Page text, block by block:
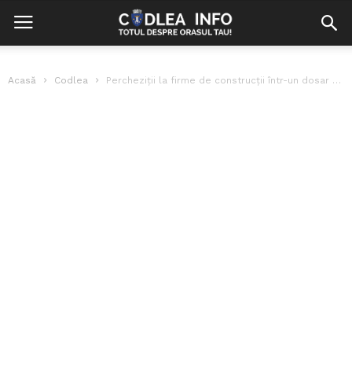
Acasă Codlea Percheziții la firme de construcții într-un dosar de evaziune fiscală și spălare...